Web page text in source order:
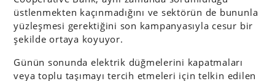
üstlenmekten kaçınmadığını ve sektörün de bununla
yüzleşmesi gerektiğini son kampanyasıyla cesur bir
şekilde ortaya koyuyor.
Günün sonunda elektrik düğmelerini kapatmaları
veya toplu taşımayı tercih etmeleri için telkin edilen